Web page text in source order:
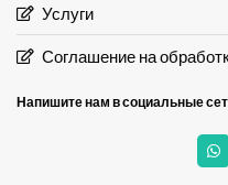
Услуги
Соглашение на
Напишите нам в социальные